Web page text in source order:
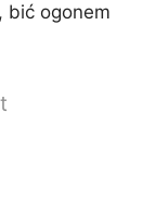
bić ogonem